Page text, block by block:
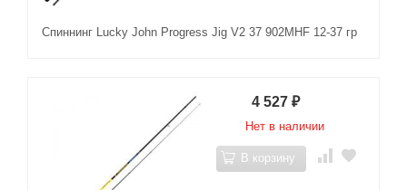
Спиннинг Lucky John Progress Jig V2 37 902MHF 12-37 гр
4 527 ₽
Нет в наличии
В корзину